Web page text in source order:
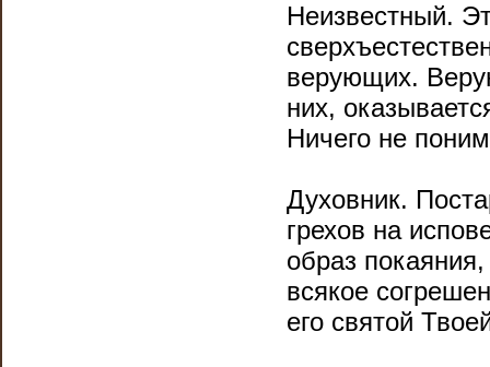
Неизвестный.
верующих.
них,
Ничего не
Духовник.
грехов на
образ
всякое
его святой